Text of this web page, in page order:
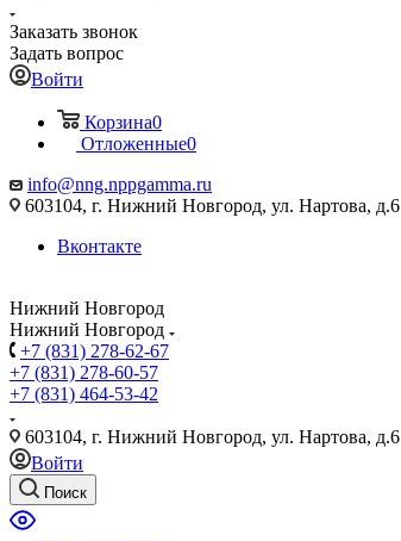
Заказать звонок
Задать вопрос
Войти
Корзина0
Отложенные0
info@nng.nppgamma.ru
603104, г. Нижний Новгород, ул. Нартова, д.6
Вконтакте
Нижний Новгород
Нижний Новгород
+7 (831) 278-62-67
+7 (831) 278-60-57
+7 (831) 464-53-42
603104, г. Нижний Новгород, ул. Нартова, д.6
Войти
Поиск